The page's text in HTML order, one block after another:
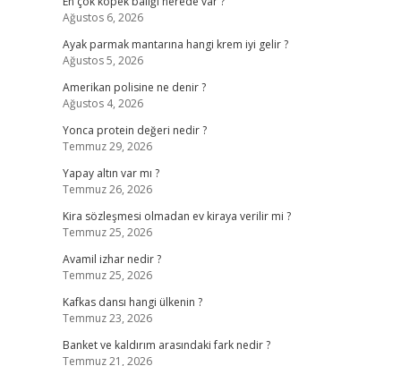
Ağustos 6, 2026
Ayak parmak mantarına hangi krem iyi gelir ?
Ağustos 5, 2026
Amerikan polisine ne denir ?
Ağustos 4, 2026
Yonca protein değeri nedir ?
Temmuz 29, 2026
Yapay altın var mı ?
Temmuz 26, 2026
Kira sözleşmesi olmadan ev kiraya verilir mi ?
Temmuz 25, 2026
Avamil izhar nedir ?
Temmuz 25, 2026
Kafkas dansı hangi ülkenin ?
Temmuz 23, 2026
Banket ve kaldırım arasındaki fark nedir ?
Temmuz 21, 2026